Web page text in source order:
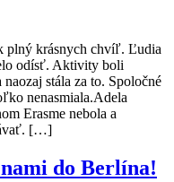
plný krásnych chvíľ. Ľudia
odísť. Aktivity boli
stála za to. Spoločné
nenasmiala.Adela
Erasme nebola a
[…]
do Berlína!